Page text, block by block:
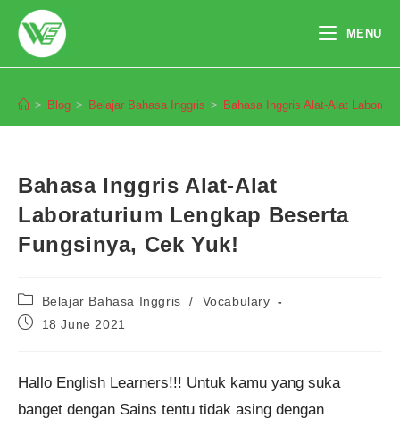
content
MENU
> Blog > Belajar Bahasa Inggris > Bahasa Inggris Alat-Alat
Bahasa Inggris Alat-Alat
Laboraturium Lengkap Beserta
Fungsinya, Cek Yuk!
Post
category:
Belajar Bahasa Inggris /
Vocabulary
Post18 June 2021
Hallo English Learners!!! Untuk kamu yang suka
banget dengan Sains tentu tidak asing dengan